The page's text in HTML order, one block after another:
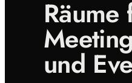
Räume
und